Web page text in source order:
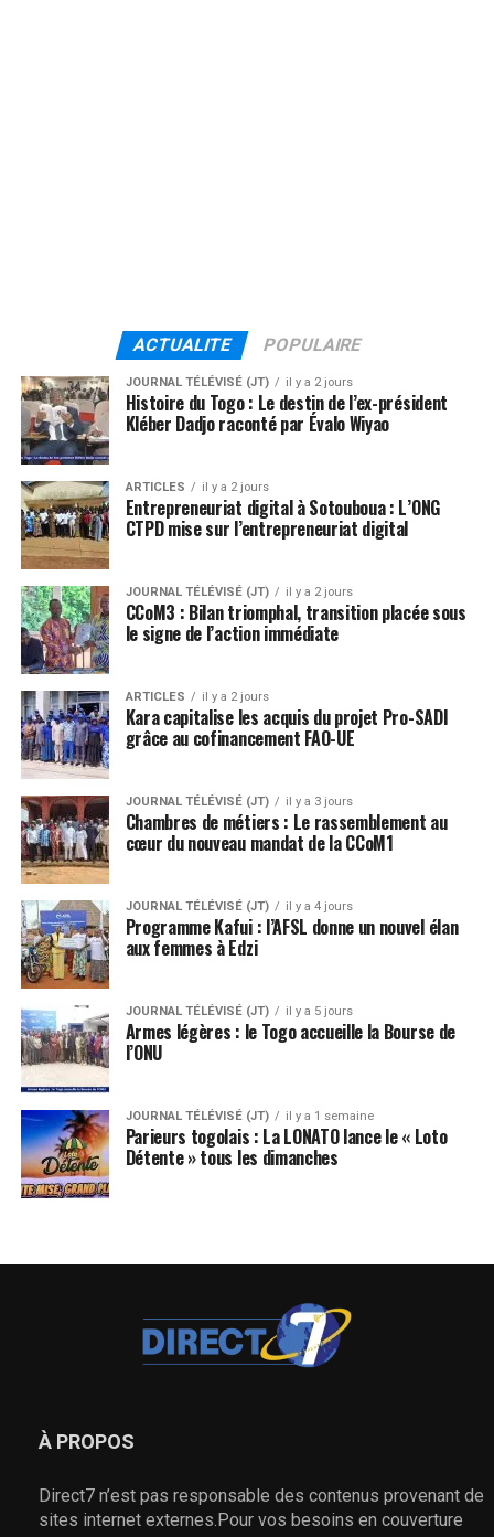
ACTUALITE POPULAIRE
JOURNAL TÉLÉVISÉ (JT) il y a 2 jours
Histoire du Togo : Le destin de l’ex-président
Kléber Dadjo raconté par Évalo Wiyao
ARTICLES il y a 2 jours
Entrepreneuriat digital à Sotouboua : L’ONG
CTPD mise sur l’entrepreneuriat digital
JOURNAL TÉLÉVISÉ (JT) il y a 2 jours
CCoM3 : Bilan triomphal, transition placée sous
le signe de l’action immédiate
ARTICLES il y a 2 jours
Kara capitalise les acquis du projet Pro-SADI
grâce au cofinancement FAO-UE
JOURNAL TÉLÉVISÉ (JT) il y a 3 jours
Chambres de métiers : Le rassemblement au
cœur du nouveau mandat de la CCoM1
JOURNAL TÉLÉVISÉ (JT) il y a 4 jours
Programme Kafui : l’AFSL donne un nouvel élan
aux femmes à Edzi
JOURNAL TÉLÉVISÉ (JT) il y a 5 jours
Armes légères : le Togo accueille la Bourse de
l’ONU
JOURNAL TÉLÉVISÉ (JT) il y a 1 semaine
Parieurs togolais : La LONATO lance le « Loto
Détente » tous les dimanches
À PROPOS
Direct7 n’est pas responsable des contenus provenant de
sites internet externes.Pour vos besoins en couverture